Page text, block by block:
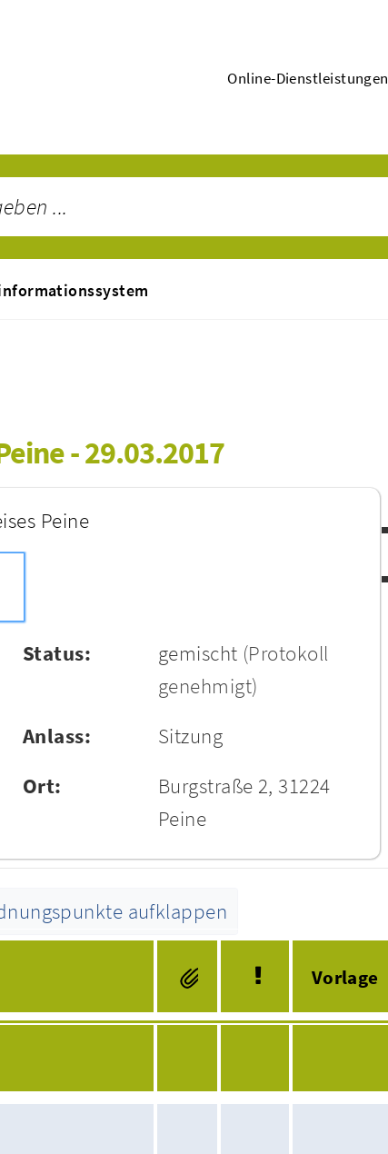
Online-Dienstleistungen
- 29.03.2017
Peine
Status: gemischt (Protokoll
genehmigt)
Anlass:
Sitzung
Ort:
Burgstraße 2, 31224
Peine
aufklappen
Tagesordnung
Vorlage